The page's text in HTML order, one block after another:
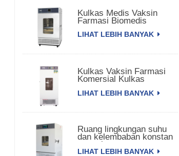
Kulkas Medis Vaksin
Farmasi Biomedis
LIHAT LEBIH BANYAK
Kulkas Vaksin Farmasi
Komersial Kulkas
LIHAT LEBIH BANYAK
Ruang lingkungan suhu
dan kelembaban konstan
satu pintu
LIHAT LEBIH BANYAK